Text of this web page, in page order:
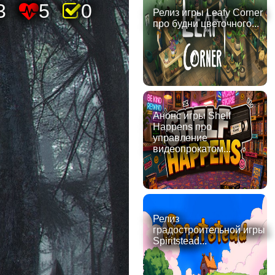
5 0
Релиз игры Leafy Corner
про будни цветочного...
Анонс игры Shelf
Happens про
управление
видеопрокатом...
Релиз
градостроительной игры
Spiritstead...